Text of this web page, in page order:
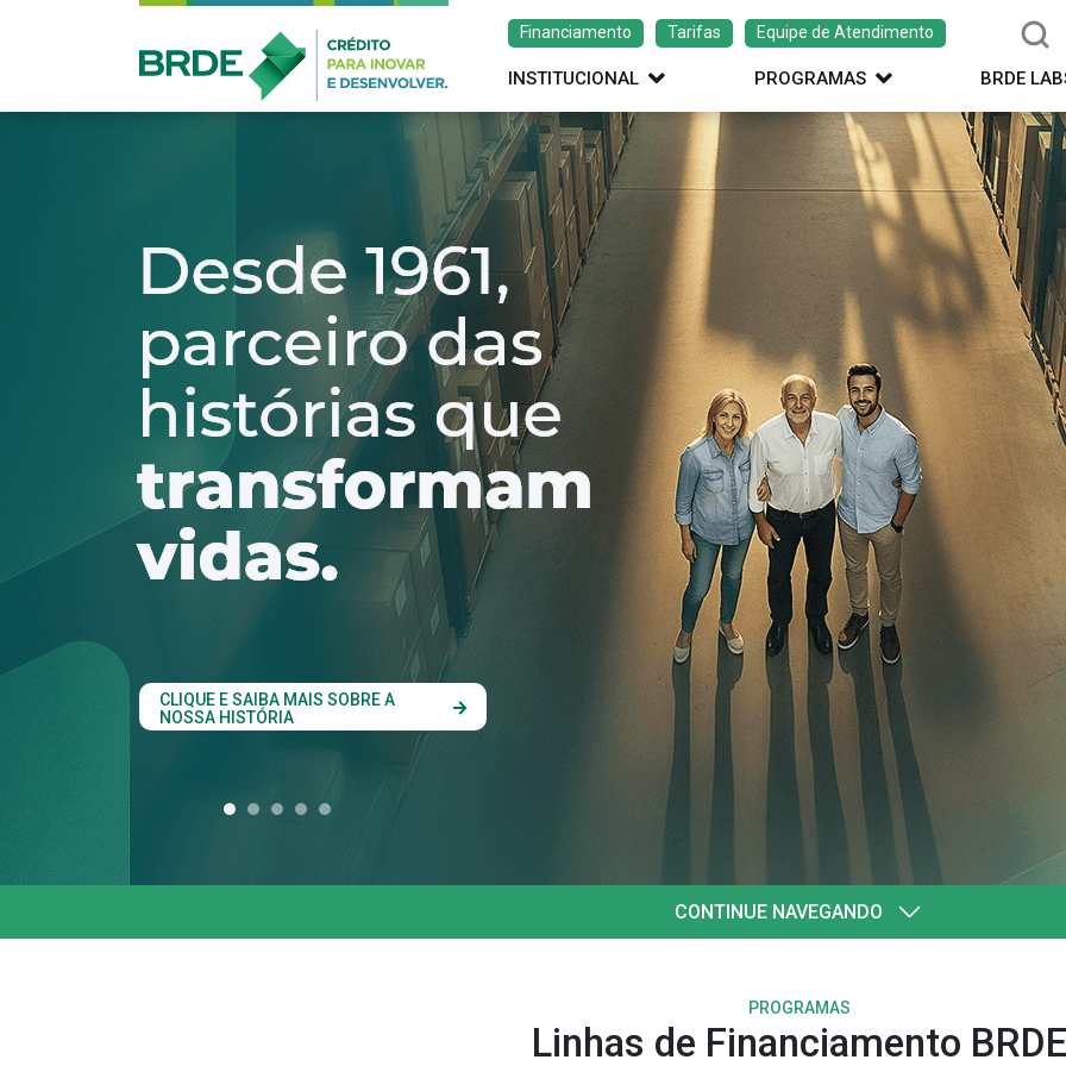
Financiamento Tarifas Equipe de Atendimento
INSTITUCIONAL PROGRAMAS BRDE
Estratégia de atuação
conjunta entre os quatro
estados do Codesul
CLIQUE AQUI
CONTINUE NAVEGANDO
PROGRAMAS
Linhas de Financiamento BRDE